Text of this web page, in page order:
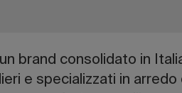
brand consolidato in
e specializzati in